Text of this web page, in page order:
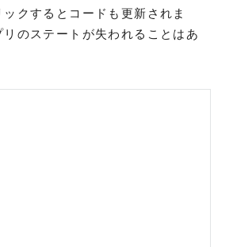
クするとコードも更新されま
のステートが失われることはあ